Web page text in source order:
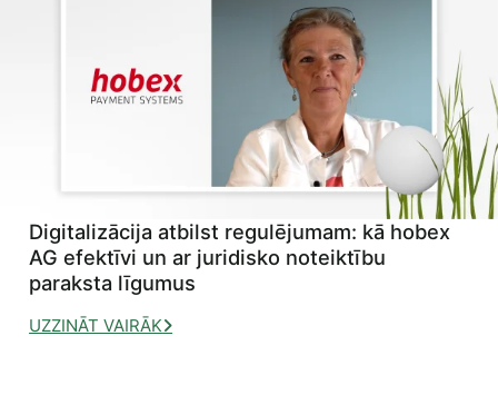
Digitalizācija atbilst regulējumam: kā hobex
AG efektīvi un ar juridisko noteiktību
paraksta līgumus
UZZINĀT VAIRĀK